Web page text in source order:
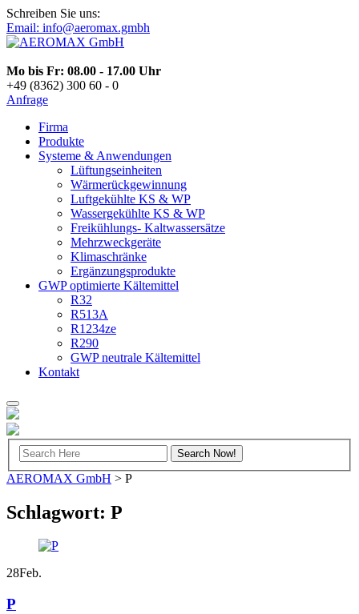
Schreiben Sie uns:
Email: info@aeromax.gmbh
Mo bis Fr: 08.00 - 17.00 Uhr
+49 (8362) 300 60 - 0
Anfrage
Firma
Produkte
Systeme & Anwendungen
Lüftungseinheiten
Wärmerückgewinnung
Luftgekühlte KS & WP
Wassergekühlte KS & WP
Freikühlungs- Kaltwassersätze
Mehrzweckgeräte
Klimaschränke
Ergänzungsprodukte
GWP optimierte Kältemittel
R32
R513A
R1234ze
R290
GWP neutrale Kältemittel
Kontakt
AEROMAX GmbH > P
Schlagwort: P
28Feb.
P